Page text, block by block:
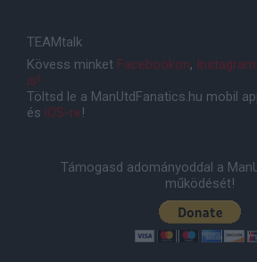
TEAMtalk
Kövess minket Facebookon,
is!
Töltsd le a ManUtdFanatics.hu mobil
és iOS-re!
Támogasd adományoddal a
működését!